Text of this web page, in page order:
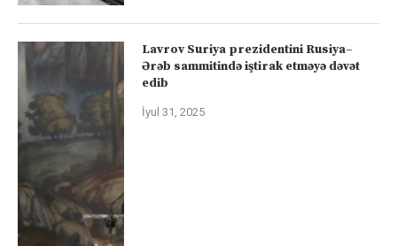
Lavrov Suriya prezidentini Rusiya–
Ərəb sammitində iştirak etməyə dəvət
edib
İyul 31, 2025